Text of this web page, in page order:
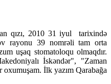
qızı, 2010 31 iyul tarixində
rayonu 39 nomrəli tam orta
uşaq stomatoloqu olmaqdır.
İskəndər", "Zaman
oxumuşam. İlk yazım Qarabağa